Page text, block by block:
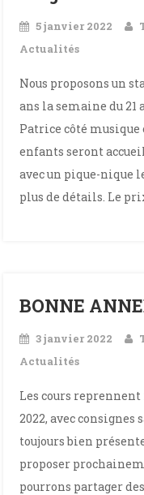
5 janvier 2022
Actualités
Nous proposons un
ans la semaine du 21
Patrice côté
enfants seront
avec un pique-nique
plus de détails. Le
BONNE
3 janvier 2022
Actualités
Les cours
2022, avec
toujours bien
proposer
pourrons partager